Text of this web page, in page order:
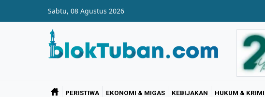
Sabtu, 08 Agustus 2026
PERISTIWA EKONOMI & MIGAS KEBIJAKAN HUKUM &